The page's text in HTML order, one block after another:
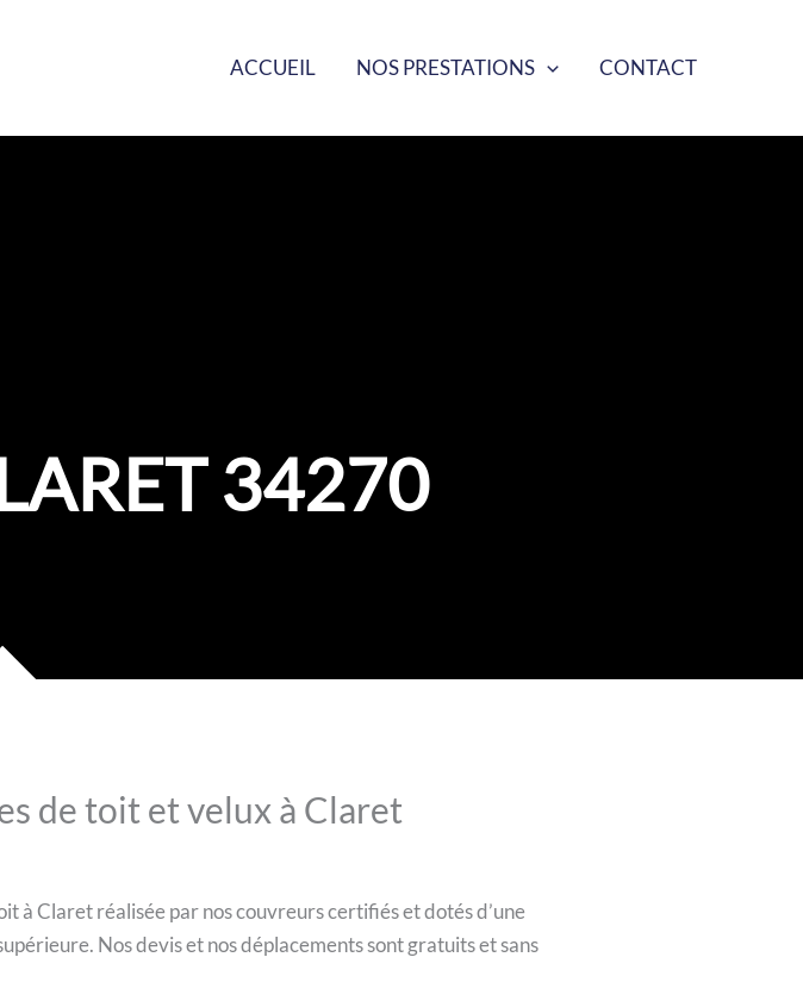
ACCUEIL NOS PRESTATIONS CONTACT
34270
de toit et velux à Claret
à Claret réalisée par nos couvreurs certifiés et dotés d’une
Nos devis et nos déplacements sont gratuits et sans